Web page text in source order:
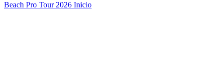
Beach Pro Tour 2026 Inicio